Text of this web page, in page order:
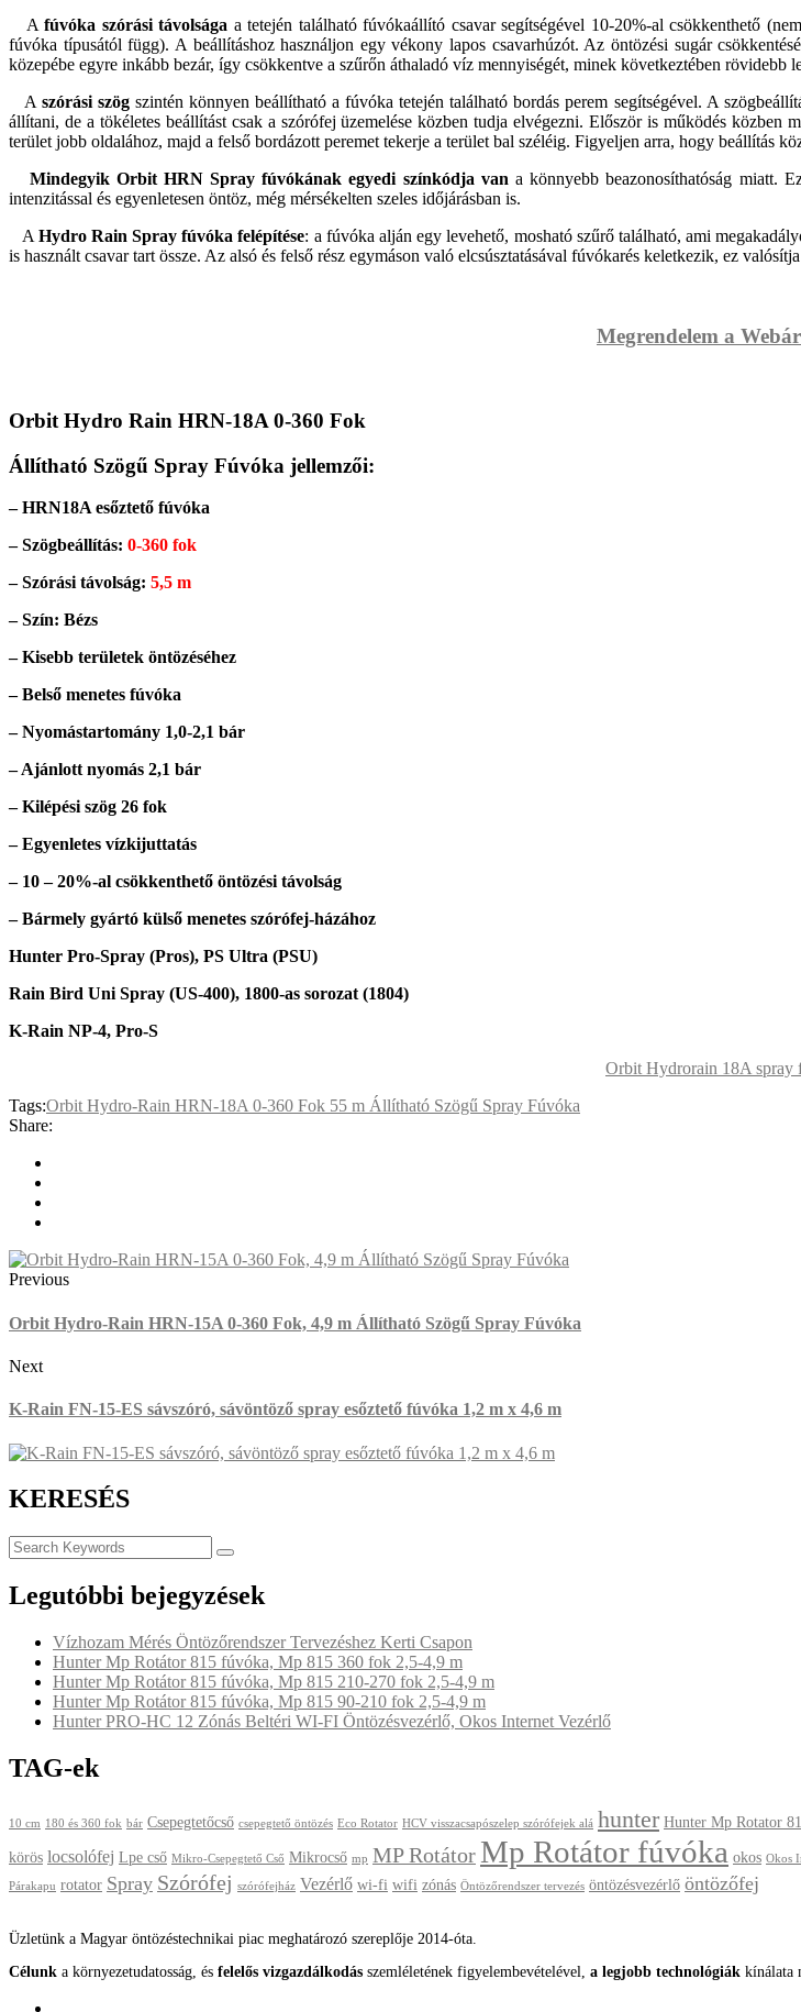
A fúvóka szórási távolsága a tetején található fúvókaállító csavar segítségével 10-20%-al csökkenthető
fúvóka típusától függ). A beállításhoz használjon egy vékony lapos csavarhúzót. Az öntözési sugár
közepébe egyre inkább bezár, így csökkentve a szűrőn áthaladó víz mennyiségét, minek következtében rövidebb
Aszórási szög szintén könnyen beállítható a fúvóka tetején található bordás perem segítségével. A
állítani, de a tökéletes beállítást csak a szórófej üzemelése közben tudja elvégezni. Először is működés
terület jobb oldalához, majd a felső bordázott peremet tekerje a terület bal széléig. Figyeljen arra, hogy beállítás
Mindegyik Orbit HRN Spray fúvókának egyedi színkódja van a könnyebb beazonosíthatóság miatt.
intenzitással és egyenletesen öntöz, még mérsékelten szeles időjárásban is.
A Hydro Rain Spray fúvóka felépítése: a fúvóka alján egy levehető, mosható szűrő található, ami
is használt csavar tart össze. Az alsó és felső rész egymáson való elcsúsztatásával fúvókarés keletkezik, ez
Megrendelem a
Orbit Hydro Rain HRN-18A 0-360 Fok
Állítható Szögű Spray Fúvóka jellemzői:
– HRN18A esőztető fúvóka
– Szögbeállítás: 0-360 fok
– Szórási távolság: 5,5 m
– Szín: Bézs
– Kisebb területek öntözéséhez
– Belső menetes fúvóka
– Nyomástartomány 1,0-2,1 bár
– Ajánlott nyomás 2,1 bár
– Kilépési szög 26 fok
– Egyenletes vízkijuttatás
– 10 – 20%-al csökkenthető öntözési távolság
– Bármely gyártó külső menetes szórófej-házához
Hunter Pro-Spray (Pros), PS Ultra (PSU)
Rain Bird Uni Spray (US-400), 1800-as sorozat (1804)
K-Rain NP-4, Pro-S
Orbit Hydrorain 18A spray
Tags:Orbit Hydro-Rain HRN-18A 0-360 Fok 55 m Állítható Szögű Spray Fúvóka
Share:
Previous
Orbit Hydro-Rain HRN-15A 0-360 Fok, 4,9 m Állítható Szögű Spray Fúvóka
Next
K-Rain FN-15-ES sávszóró, sávöntöző spray esőztető fúvóka 1,2 m x 4,6 m
KERESÉS
Legutóbbi bejegyzések
Vízhozam Mérés Öntözőrendszer Tervezéshez Kerti Csapon
Hunter Mp Rotátor 815 fúvóka, Mp 815 360 fok 2,5-4,9 m
Hunter Mp Rotátor 815 fúvóka, Mp 815 210-270 fok 2,5-4,9 m
Hunter Mp Rotátor 815 fúvóka, Mp 815 90-210 fok 2,5-4,9 m
Hunter PRO-HC 12 Zónás Beltéri WI-FI Öntözésvezérlő, Okos Internet Vezérlő
TAG-ek
10 cm 180 és 360 fok bár Csepegtetőcső csepegtető öntözés Eco Rotator HCV visszacsapószelep szórófejek alá hunter Hunter Mp Rotator
körös locsolófej Lpe cső Mikro-Csepegtető Cső Mikrocső mp MP Rotátor Mp Rotátor fúvóka okos Okos
Párakapu rotator Spray Szórófej szórófejház Vezérlő wi-fi wifi zónás Öntözőrendszer tervezés öntözésvezérlő öntözőfej
Üzletünk a Magyar öntözéstechnikai piac meghatározó szereplője 2014-óta.
Célunk a környezetudatosság, és felelős vizgazdálkodás szemléletének figyelembevételével, a legjobb technológiák kínálata